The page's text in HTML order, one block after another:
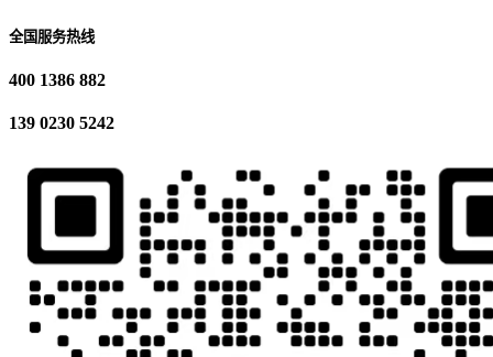
全国服务热线
400 1386 882
139 0230 5242